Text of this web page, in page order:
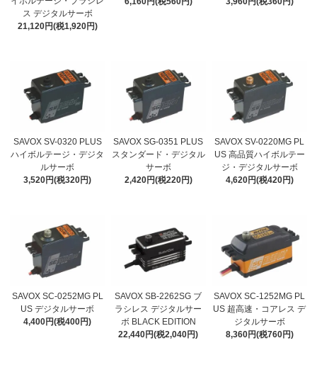
ス デジタルサーボ
21,120円(税1,920円)
SAVOX SV-0320 PLUS
ハイボルテージ・デジタ
ルサーボ
3,520円(税320円)
SAVOX SG-0351 PLUS
スタンダード・デジタル
サーボ
2,420円(税220円)
SAVOX SV-0220MG PL
US 高品質ハイボルテー
ジ・デジタルサーボ
4,620円(税420円)
SAVOX SC-0252MG PL
US デジタルサーボ
4,400円(税400円)
SAVOX SB-2262SG ブ
ラシレス デジタルサー
ボ BLACK EDITION
22,440円(税2,040円)
SAVOX SC-1252MG PL
US 超高速・コアレス デ
ジタルサーボ
8,360円(税760円)